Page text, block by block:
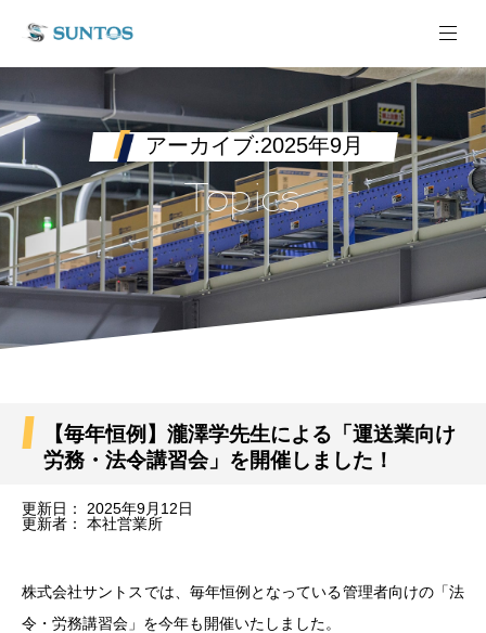
アーカイブ:2025年9月
Topics
【毎年恒例】瀧澤学先生による「運送業向け
労務・法令講習会」を開催しました！
更新日：
2025年9月12日
更新者：
本社営業所
株式会社サントスでは、毎年恒例となっている管理者向けの「法
令・労務講習会」を今年も開催いたしました。